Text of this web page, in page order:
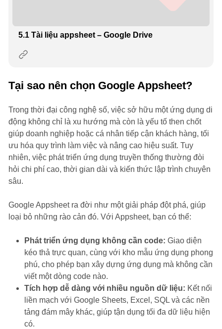
5.1 Tài liệu appsheet – Google Drive
Tại sao nên chọn Google Appsheet?
Trong thời đại công nghệ số, việc sở hữu một ứng dụng di
động không chỉ là xu hướng mà còn là yếu tố then chốt
giúp doanh nghiệp hoặc cá nhân tiếp cận khách hàng, tối
ưu hóa quy trình làm việc và nâng cao hiệu suất. Tuy
nhiên, việc phát triển ứng dụng truyền thống thường đòi
hỏi chi phí cao, thời gian dài và kiến thức lập trình chuyên
sâu.
Google Appsheet ra đời như một giải pháp đột phá, giúp
loại bỏ những rào cản đó. Với Appsheet, bạn có thể:
Phát triển ứng dụng không cần code: Giao diện
kéo thả trực quan, cùng với kho mẫu ứng dụng phong
phú, cho phép bạn xây dựng ứng dụng mà không cần
viết một dòng code nào.
Tích hợp dễ dàng với nhiều nguồn dữ liệu: Kết nối
liền mạch với Google Sheets, Excel, SQL và các nền
tảng đám mây khác, giúp tận dụng tối đa dữ liệu hiện
có.